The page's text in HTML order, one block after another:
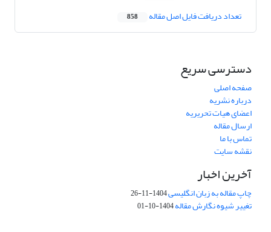
تعداد دریافت فایل اصل مقاله 858
دسترسی سریع
صفحه اصلی
درباره نشریه
اعضای هیات تحریریه
ارسال مقاله
تماس با ما
نقشه سایت
آخرین اخبار
چاپ مقاله به زبان انگلیسی1404-11-26
تغییر شیوه نگارش مقاله1404-10-01